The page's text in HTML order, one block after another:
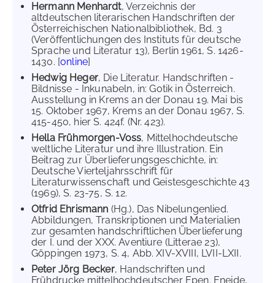
Hermann Menhardt, Verzeichnis der
altdeutschen literarischen Handschriften der
Österreichischen Nationalbibliothek, Bd. 3
(Veröffentlichungen des Instituts für deutsche
Sprache und Literatur 13), Berlin 1961, S. 1426-
1430. [online]
Hedwig Heger, Die Literatur. Handschriften -
Bildnisse - Inkunabeln, in: Gotik in Österreich.
Ausstellung in Krems an der Donau 19. Mai bis
15. Oktober 1967, Krems an der Donau 1967, S.
415-450, hier S. 424f. (Nr. 423).
Hella Frühmorgen-Voss, Mittelhochdeutsche
weltliche Literatur und ihre Illustration. Ein
Beitrag zur Überlieferungsgeschichte, in:
Deutsche Vierteljahrsschrift für
Literaturwissenschaft und Geistesgeschichte 43
(1969), S. 23-75, S. 12.
Otfrid Ehrismann (Hg.), Das Nibelungenlied.
Abbildungen, Transkriptionen und Materialien
zur gesamten handschriftlichen Überlieferung
der I. und der XXX. Aventiure (Litterae 23),
Göppingen 1973, S. 4, Abb. XIV-XVIII, LVII-LXII.
Peter Jörg Becker, Handschriften und
Frühdrucke mittelhochdeutscher Epen. Eneide,